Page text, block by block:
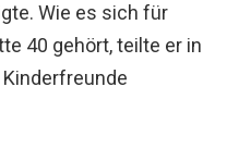
Wie es sich für
40 gehört, teilte er in